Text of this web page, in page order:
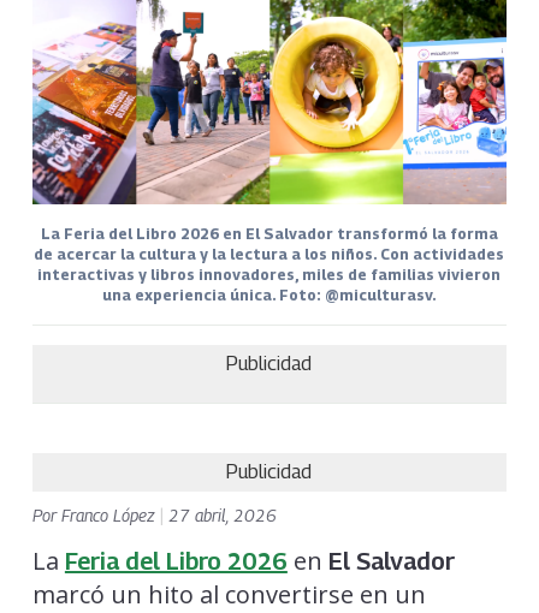
La Feria del Libro 2026 en El Salvador transformó la forma
de acercar la cultura y la lectura a los niños. Con actividades
interactivas y libros innovadores, miles de familias vivieron
una experiencia única. Foto: @miculturasv.
Publicidad
Publicidad
PorFranco López 27 abril, 2026
La Feria del Libro 2026 en El Salvador
marcó un hito al convertirse en un